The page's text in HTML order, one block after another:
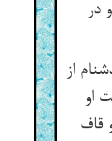
در
از
او
قاف‏